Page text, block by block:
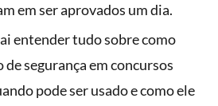
em ser aprovados um dia.
entender tudo sobre como
segurança em concursos
pode ser usado e como ele